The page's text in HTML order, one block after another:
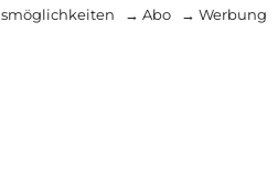
→ Abo → Werbung